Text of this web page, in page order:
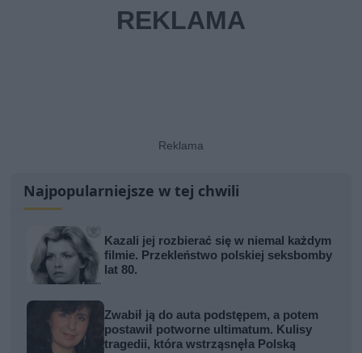
Najpopularniejsze w tej chwili
Kazali jej rozbierać się w niemal każdym
filmie. Przekleństwo polskiej seksbomby
lat 80.
Zwabił ją do auta podstępem, a potem
postawił potworne ultimatum. Kulisy
tragedii, która wstrząsnęła Polską